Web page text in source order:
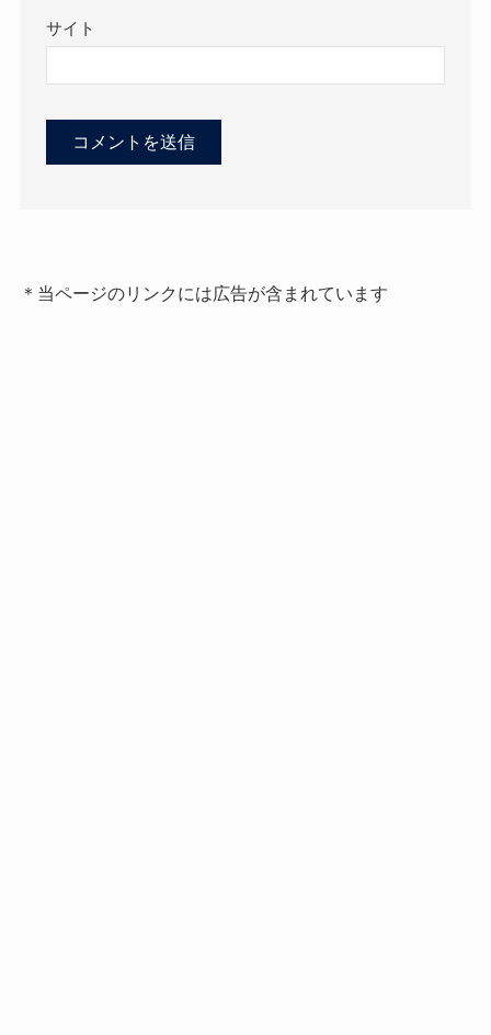
サイト
＊当ページのリンクには広告が含まれています